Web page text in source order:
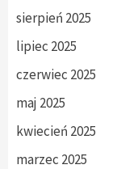
sierpień 2025
lipiec 2025
czerwiec 2025
maj 2025
kwiecień 2025
marzec 2025